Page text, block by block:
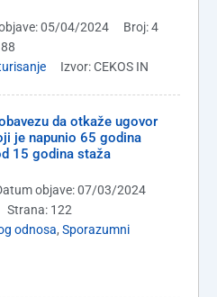
05/04/2024
Broj: 4
Izvor: CEKOS IN
da otkaže ugovor
je napunio 65 godina
15 godina staža
objave: 07/03/2024
Strana: 122
odnosa, Sporazumni